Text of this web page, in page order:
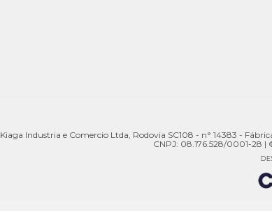
Kiaga Industria e Comercio Ltda, Rodovia SC108 - n° 14383 -
CNPJ: 08.176.528/0001-28 |